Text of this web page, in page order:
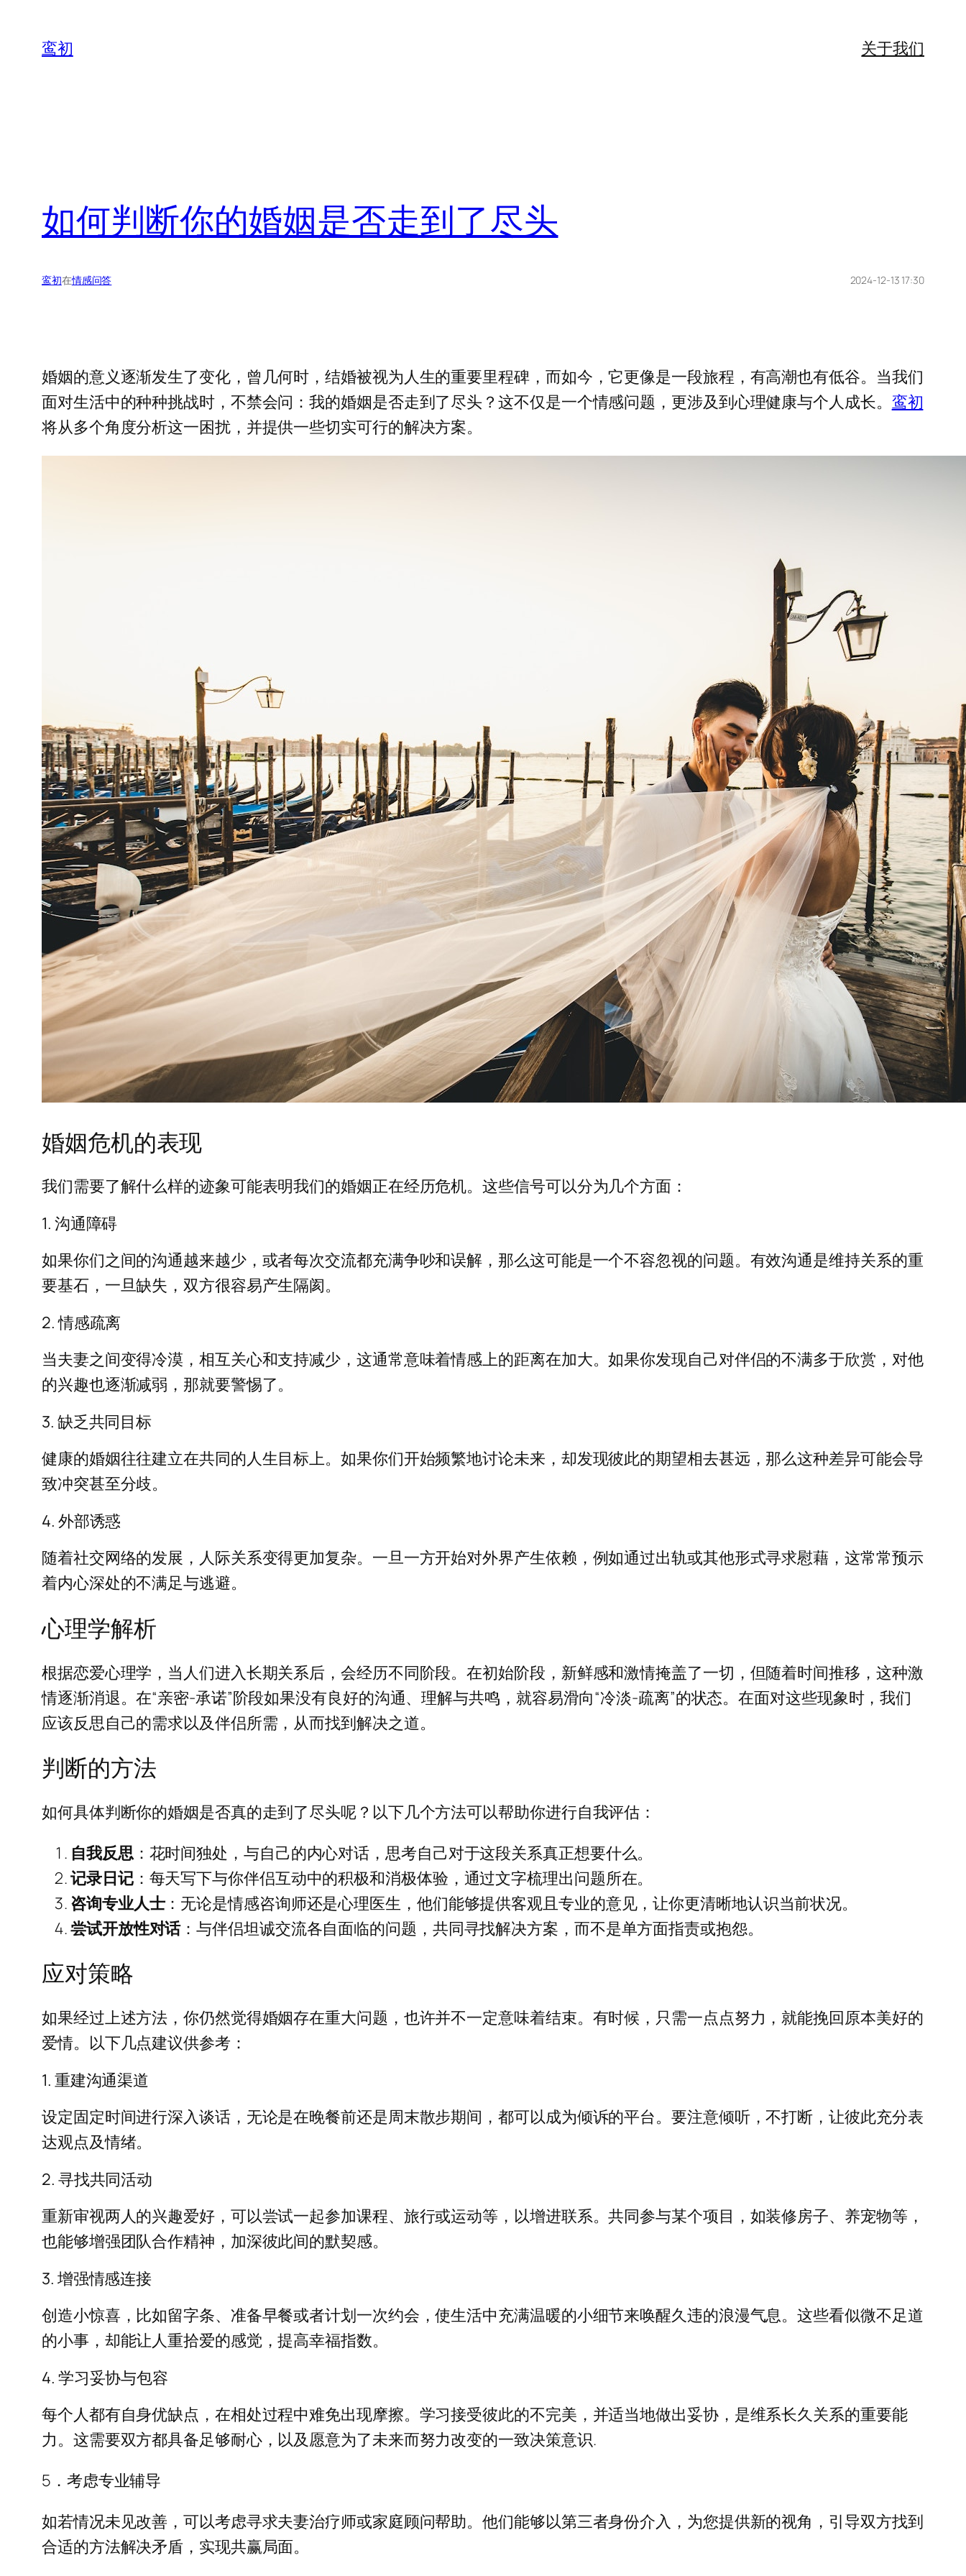
鸾初 关于我们
如何判断你的婚姻是否走到了尽头
鸾初在情感问答 2024-12-13 17:30
婚姻的意义逐渐发生了变化，曾几何时，结婚被视为人生的重要里程碑，而如今，它更像是一段旅程，有高潮也有低谷。当我们
面对生活中的种种挑战时，不禁会问：我的婚姻是否走到了尽头？这不仅是一个情感问题，更涉及到心理健康与个人成长。 鸾初
将从多个角度分析这一困扰，并提供一些切实可行的解决方案。
婚姻危机的表现
我们需要了解什么样的迹象可能表明我们的婚姻正在经历危机。这些信号可以分为几个方面：
1. 沟通障碍
如果你们之间的沟通越来越少，或者每次交流都充满争吵和误解，那么这可能是一个不容忽视的问题。有效沟通是维持关系的重
要基石，一旦缺失，双方很容易产生隔阂。
2. 情感疏离
当夫妻之间变得冷漠，相互关心和支持减少，这通常意味着情感上的距离在加大。如果你发现自己对伴侣的不满多于欣赏，对他
的兴趣也逐渐减弱，那就要警惕了。
3. 缺乏共同目标
健康的婚姻往往建立在共同的人生目标上。如果你们开始频繁地讨论未来，却发现彼此的期望相去甚远，那么这种差异可能会导
致冲突甚至分歧。
4. 外部诱惑
随着社交网络的发展，人际关系变得更加复杂。一旦一方开始对外界产生依赖，例如通过出轨或其他形式寻求慰藉，这常常预示
着内心深处的不满足与逃避。
心理学解析
根据恋爱心理学，当人们进入长期关系后，会经历不同阶段。在初始阶段，新鲜感和激情掩盖了一切，但随着时间推移，这种激
情逐渐消退。在“亲密-承诺”阶段如果没有良好的沟通、理解与共鸣，就容易滑向“冷淡-疏离”的状态。在面对这些现象时，我们
应该反思自己的需求以及伴侣所需，从而找到解决之道。
判断的方法
如何具体判断你的婚姻是否真的走到了尽头呢？以下几个方法可以帮助你进行自我评估：
自我反思：花时间独处，与自己的内心对话，思考自己对于这段关系真正想要什么。
记录日记：每天写下与你伴侣互动中的积极和消极体验，通过文字梳理出问题所在。
咨询专业人士：无论是情感咨询师还是心理医生，他们能够提供客观且专业的意见，让你更清晰地认识当前状况。
尝试开放性对话：与伴侣坦诚交流各自面临的问题，共同寻找解决方案，而不是单方面指责或抱怨。
应对策略
如果经过上述方法，你仍然觉得婚姻存在重大问题，也许并不一定意味着结束。有时候，只需一点点努力，就能挽回原本美好的
爱情。以下几点建议供参考：
1. 重建沟通渠道
设定固定时间进行深入谈话，无论是在晚餐前还是周末散步期间，都可以成为倾诉的平台。要注意倾听，不打断，让彼此充分表
达观点及情绪。
2. 寻找共同活动
重新审视两人的兴趣爱好，可以尝试一起参加课程、旅行或运动等，以增进联系。共同参与某个项目，如装修房子、养宠物等，
也能够增强团队合作精神，加深彼此间的默契感。
3. 增强情感连接
创造小惊喜，比如留字条、准备早餐或者计划一次约会，使生活中充满温暖的小细节来唤醒久违的浪漫气息。这些看似微不足道
的小事，却能让人重拾爱的感觉，提高幸福指数。
4. 学习妥协与包容
每个人都有自身优缺点，在相处过程中难免出现摩擦。学习接受彼此的不完美，并适当地做出妥协，是维系长久关系的重要能
力。这需要双方都具备足够耐心，以及愿意为了未来而努力改变的一致决策意识.
5．考虑专业辅导
如若情况未见改善，可以考虑寻求夫妻治疗师或家庭顾问帮助。他们能够以第三者身份介入，为您提供新的视角，引导双方找到
合适的方法解决矛盾，实现共赢局面。